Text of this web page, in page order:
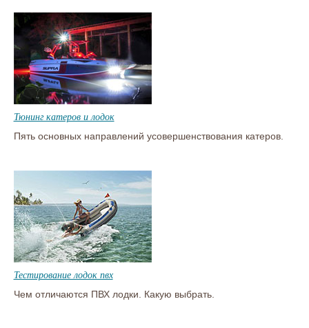
Тюнинг катеров и лодок
Пять основных направлений усовершенствования катеров.
Тестирование лодок пвх
Чем отличаются ПВХ лодки. Какую выбрать.